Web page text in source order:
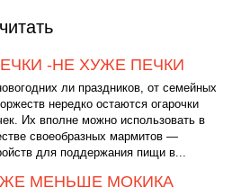
-НЕ ХУЖЕ ПЕЧКИ
ли праздников, от семейных
нередко остаются огарочки
Их вполне можно использовать в
своеобразных мармитов —
для поддержания пищи в...
МЕНЬШЕ МОКИКА